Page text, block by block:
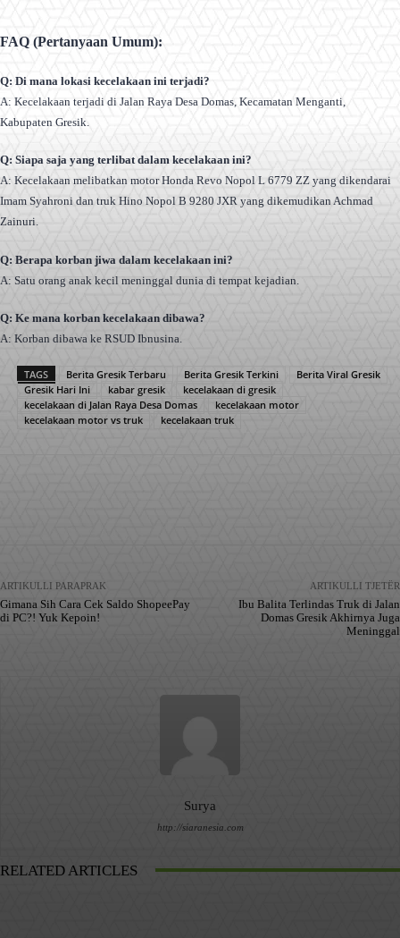
FAQ (Pertanyaan Umum):
Q: Di mana lokasi kecelakaan ini terjadi?
A: Kecelakaan terjadi di Jalan Raya Desa Domas, Kecamatan Menganti,
Kabupaten Gresik.
Q: Siapa saja yang terlibat dalam kecelakaan ini?
A: Kecelakaan melibatkan motor Honda Revo Nopol L 6779 ZZ yang dikendarai
Imam Syahroni dan truk Hino Nopol B 9280 JXR yang dikemudikan Achmad
Zainuri.
Q: Berapa korban jiwa dalam kecelakaan ini?
A: Satu orang anak kecil meninggal dunia di tempat kejadian.
Q: Ke mana korban kecelakaan dibawa?
A: Korban dibawa ke RSUD Ibnusina.
TAGS Berita Gresik Terbaru Berita Gresik Terkini
Berita Viral Gresik
Gresik Hari Ini
kabar gresik
kecelakaan di gresik
kecelakaan di Jalan Raya Desa Domas
kecelakaan motor
kecelakaan motor vs truk
kecelakaan truk
ARTIKULLI PARAPRAK
Gimana Sih Cara Cek Saldo ShopeePay
di PC?! Yuk Kepoin!
ARTIKULLI TJETËR
Ibu Balita Terlindas Truk di Jalan
Domas Gresik Akhirnya Juga
Meninggal
Surya
http://siaranesia.com
RELATED ARTICLES